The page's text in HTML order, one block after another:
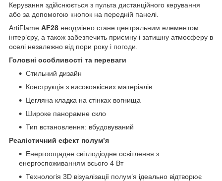
Керування здійснюється з пульта дистанційного керування
або за допомогою кнопок на передній панелі.
ArtiFlame AF28 неодмінно стане центральним елементом
інтер’єру, а також забезпечить приємну і затишну атмосферу в
оселі незалежно від пори року і погоди.
Головні особливості та переваги
Стильний дизайн
Конструкція з високоякісних матеріалів
Цегляна кладка на стінках вогнища
Широке панорамне скло
Тип встановлення: вбудовуваний
Реалістичний ефект полум’я
Енергоощадне світлодіодне освітлення з
енергоспоживанням всього 4 Вт
Технологія 3D візуалізації полум’я ідеально відтворює